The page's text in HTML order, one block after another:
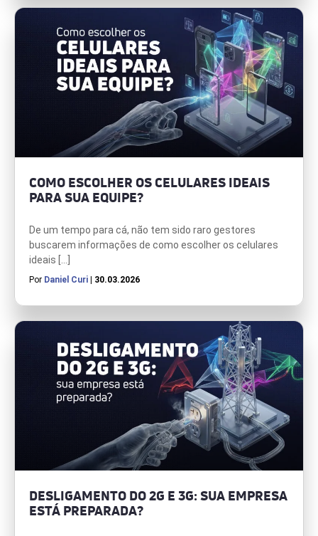
COMO ESCOLHER OS CELULARES IDEAIS
PARA SUA EQUIPE?
De um tempo para cá, não tem sido raro gestores
buscarem informações de como escolher os celulares
ideais […]
Por Daniel Curi | 30.03.2026
DESLIGAMENTO DO 2G E 3G: SUA EMPRESA
ESTÁ PREPARADA?